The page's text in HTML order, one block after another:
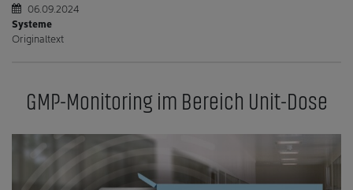
06.09.2024
Systeme
Originaltext
GMP-Monitoring im Bereich Unit-Dose